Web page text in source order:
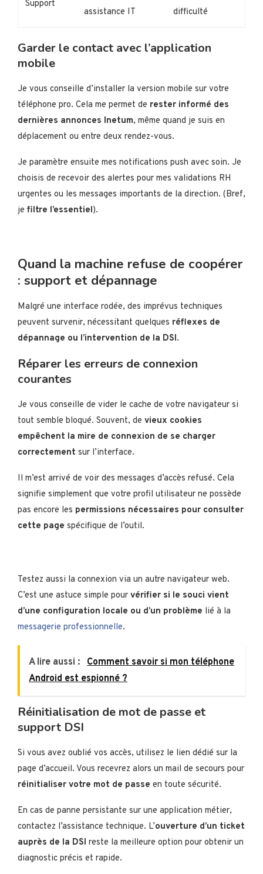
Support
assistance IT
difficulté
Garder le contact avec l’application
mobile
Je vous conseille d’installer la version mobile sur votre
téléphone pro. Cela me permet de rester informé des
dernières annonces Inetum, même quand je suis en
déplacement ou entre deux rendez-vous.
Je paramètre ensuite mes notifications push avec soin. Je
choisis de recevoir des alertes pour mes validations RH
urgentes ou les messages importants de la direction. (Bref,
je filtre l’essentiel).
Quand la machine refuse de coopérer
: support et dépannage
Malgré une interface rodée, des imprévus techniques
peuvent survenir, nécessitant quelques réflexes de
dépannage ou l’intervention de la DSI.
Réparer les erreurs de connexion
courantes
Je vous conseille de vider le cache de votre navigateur si
tout semble bloqué. Souvent, de vieux cookies
empêchent la mire de connexion de se charger
correctement sur l’interface.
Il m’est arrivé de voir des messages d’accès refusé. Cela
signifie simplement que votre profil utilisateur ne possède
pas encore les permissions nécessaires pour consulter
cette page spécifique de l’outil.
Testez aussi la connexion via un autre navigateur web.
C’est une astuce simple pour vérifier si le souci vient
d’une configuration locale ou d’un problème lié à la
messagerie professionnelle.
A lire aussi : Comment savoir si mon téléphone
Android est espionné ?
Réinitialisation de mot de passe et
support DSI
Si vous avez oublié vos accès, utilisez le lien dédié sur la
page d’accueil. Vous recevrez alors un mail de secours pour
réinitialiser votre mot de passe en toute sécurité.
En cas de panne persistante sur une application métier,
contactez l’assistance technique. L’ouverture d’un ticket
auprès de la DSI reste la meilleure option pour obtenir un
diagnostic précis et rapide.